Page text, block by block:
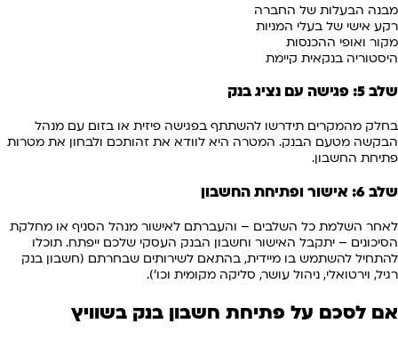
מבנה הבעלות של החברה
רקע אישי של בעלי המניות
מקור ואופי ההכנסות
היסטוריה בנקאית קיימת
שלב 5: פגישה עם נציג בנק
בחלק מהמקרים תידרשו להשתתף בפגישה פיזית או בזום עם מנהל
הבקשה מטעם הבנק. המטרה היא לוודא את זהותכם ולבחון את מטרות
פתיחת החשבון.
שלב 6: אישור ופתיחת החשבון
לאחר השלמת כל השלבים – והעברתם לאישור מנהל הסניף או מחלקת
הסיכונים – יתקבל האישור וחשבון הבנק העסקי שלכם ייפתח. תוכלו
להתחיל להשתמש בו מיידית, בהתאם לשירותים שבחרתם (חשבון בנק
רגיל, וירטואלי, ניהול עושר, סליקה מקומית וכו').
אם לסכם על פתיחת חשבון בנק בשוויץ